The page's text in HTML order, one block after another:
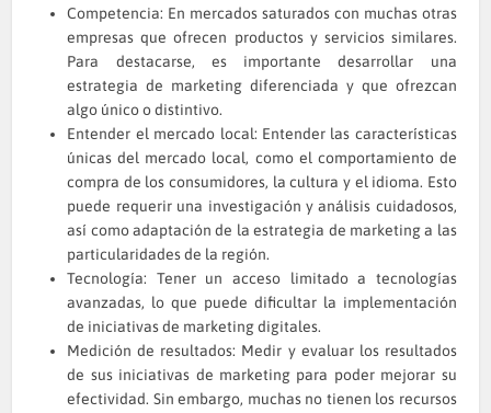
Competencia: En mercados saturados con muchas otras
empresas que ofrecen productos y servicios similares.
Para destacarse, es importante desarrollar una
estrategia de marketing diferenciada y que ofrezcan
algo único o distintivo.
Entender el mercado local: Entender las características
únicas del mercado local, como el comportamiento de
compra de los consumidores, la cultura y el idioma. Esto
puede requerir una investigación y análisis cuidadosos,
así como adaptación de la estrategia de marketing a las
particularidades de la región.
Tecnología: Tener un acceso limitado a tecnologías
avanzadas, lo que puede dificultar la implementación
de iniciativas de marketing digitales.
Medición de resultados: Medir y evaluar los resultados
de sus iniciativas de marketing para poder mejorar su
efectividad. Sin embargo, muchas no tienen los recursos